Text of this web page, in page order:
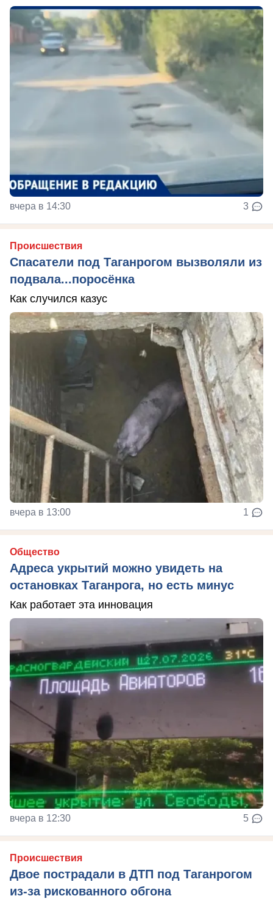
вчера в 14:30 3
Происшествия
Спасатели под Таганрогом вызволяли из
подвала...поросёнка
Как случился казус
вчера в 13:00 1
Общество
Адреса укрытий можно увидеть на
остановках Таганрога, но есть минус
Как работает эта инновация
вчера в 12:30 5
Происшествия
Двое пострадали в ДТП под Таганрогом
из-за рискованного обгона